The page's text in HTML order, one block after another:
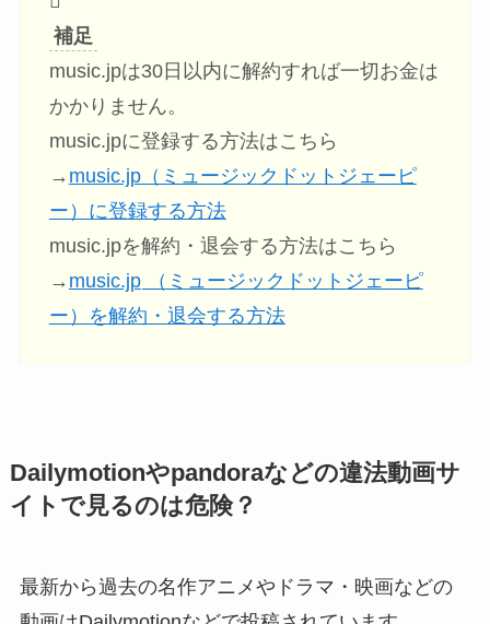
補足
music.jpは30日以内に解約すれば一切お金は
かかりません。
music.jpに登録する方法はこちら
→ music.jp（ミュージックドットジェーピ
ー）に登録する方法
music.jpを解約・退会する方法はこちら
→ music.jp （ミュージックドットジェーピ
ー）を解約・退会する方法
Dailymotionやpandoraなどの違法動画サ
イトで見るのは危険？
最新から過去の名作アニメやドラマ・映画などの